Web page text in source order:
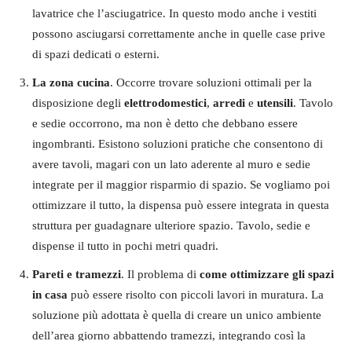
lavatrice che l’asciugatrice. In questo modo anche i vestiti
possono asciugarsi correttamente anche in quelle case prive
di spazi dedicati o esterni.
La zona cucina. Occorre trovare soluzioni ottimali per la
disposizione degli elettrodomestici, arredi e utensili. Tavolo
e sedie occorrono, ma non è detto che debbano essere
ingombranti. Esistono soluzioni pratiche che consentono di
avere tavoli, magari con un lato aderente al muro e sedie
integrate per il maggior risparmio di spazio. Se vogliamo poi
ottimizzare il tutto, la dispensa può essere integrata in questa
struttura per guadagnare ulteriore spazio. Tavolo, sedie e
dispense il tutto in pochi metri quadri.
Pareti e tramezzi. Il problema di come ottimizzare gli spazi
in casa può essere risolto con piccoli lavori in muratura. La
soluzione più adottata è quella di creare un unico ambiente
dell’area giorno abbattendo tramezzi, integrando così la